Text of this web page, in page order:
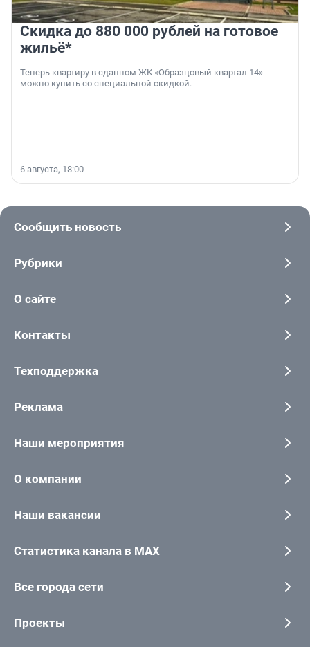
Скидка до 880 000 рублей на готовое
жильё*
Теперь квартиру в сданном ЖК «Образцовый квартал 14»
можно купить со специальной скидкой.
6 августа, 18:00
Сообщить новость
Рубрики
О сайте
Контакты
Техподдержка
Реклама
Наши мероприятия
О компании
Наши вакансии
Статистика канала в MAX
Все города сети
Проекты